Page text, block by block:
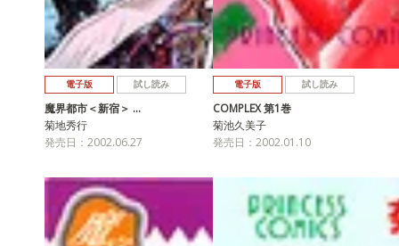
電子版 試し読み
魔界都市＜新宿＞ …
菊地秀行
発売日：2002.06.27
電子版 試し読み
COMPLEX 第1巻
菊池久美子
発売日：2002.01.10